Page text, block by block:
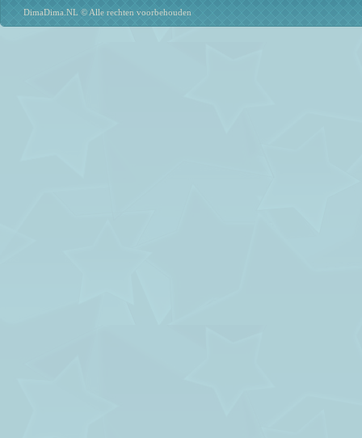
DimaDima.NL © Alle rechten voorbehouden